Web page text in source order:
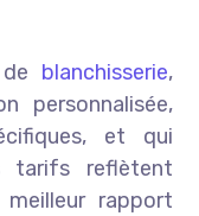
blanchisserie,
personnalisée,
et qui
tarifs reflètent
rapport